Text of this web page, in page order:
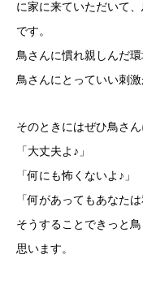
に家に来ていただいて
です。
鳥さんに慣れ親しんだ
鳥さんにとっていい刺
そのときにはぜひ鳥さ
「大丈夫よ♪」
「何にも怖くないよ♪」
「何があってもあなた
そうすることできっと
思います。